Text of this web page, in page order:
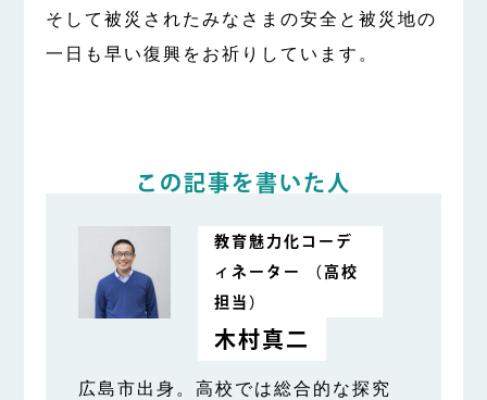
そして被災されたみなさまの安全と被災地の
一日も早い復興をお祈りしています。
この記事を書いた人
教育魅力化コーデ
ィネーター （高校
担当）
木村真二
広島市出身。高校では総合的な探究